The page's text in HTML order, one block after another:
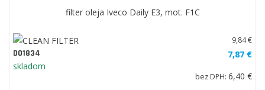
filter oleja Iveco Daily E3, mot. F1C
DO1834
skladom
9,84 €
7,87 €
bez DPH: 6,40 €